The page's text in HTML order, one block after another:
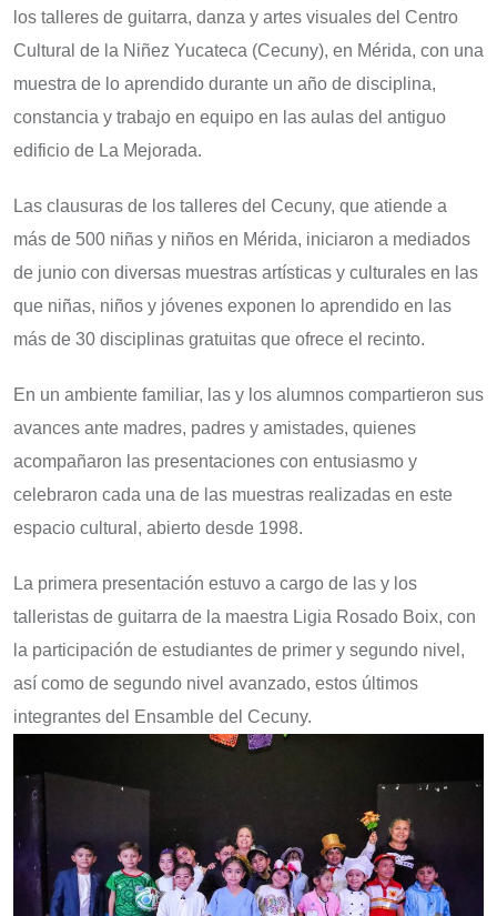
los talleres de guitarra, danza y artes visuales del Centro
Cultural de la Niñez Yucateca (Cecuny), en Mérida, con una
muestra de lo aprendido durante un año de disciplina,
constancia y trabajo en equipo en las aulas del antiguo
edificio de La Mejorada.
Las clausuras de los talleres del Cecuny, que atiende a
más de 500 niñas y niños en Mérida, iniciaron a mediados
de junio con diversas muestras artísticas y culturales en las
que niñas, niños y jóvenes exponen lo aprendido en las
más de 30 disciplinas gratuitas que ofrece el recinto.
En un ambiente familiar, las y los alumnos compartieron sus
avances ante madres, padres y amistades, quienes
acompañaron las presentaciones con entusiasmo y
celebraron cada una de las muestras realizadas en este
espacio cultural, abierto desde 1998.
La primera presentación estuvo a cargo de las y los
talleristas de guitarra de la maestra Ligia Rosado Boix, con
la participación de estudiantes de primer y segundo nivel,
así como de segundo nivel avanzado, estos últimos
integrantes del Ensamble del Cecuny.